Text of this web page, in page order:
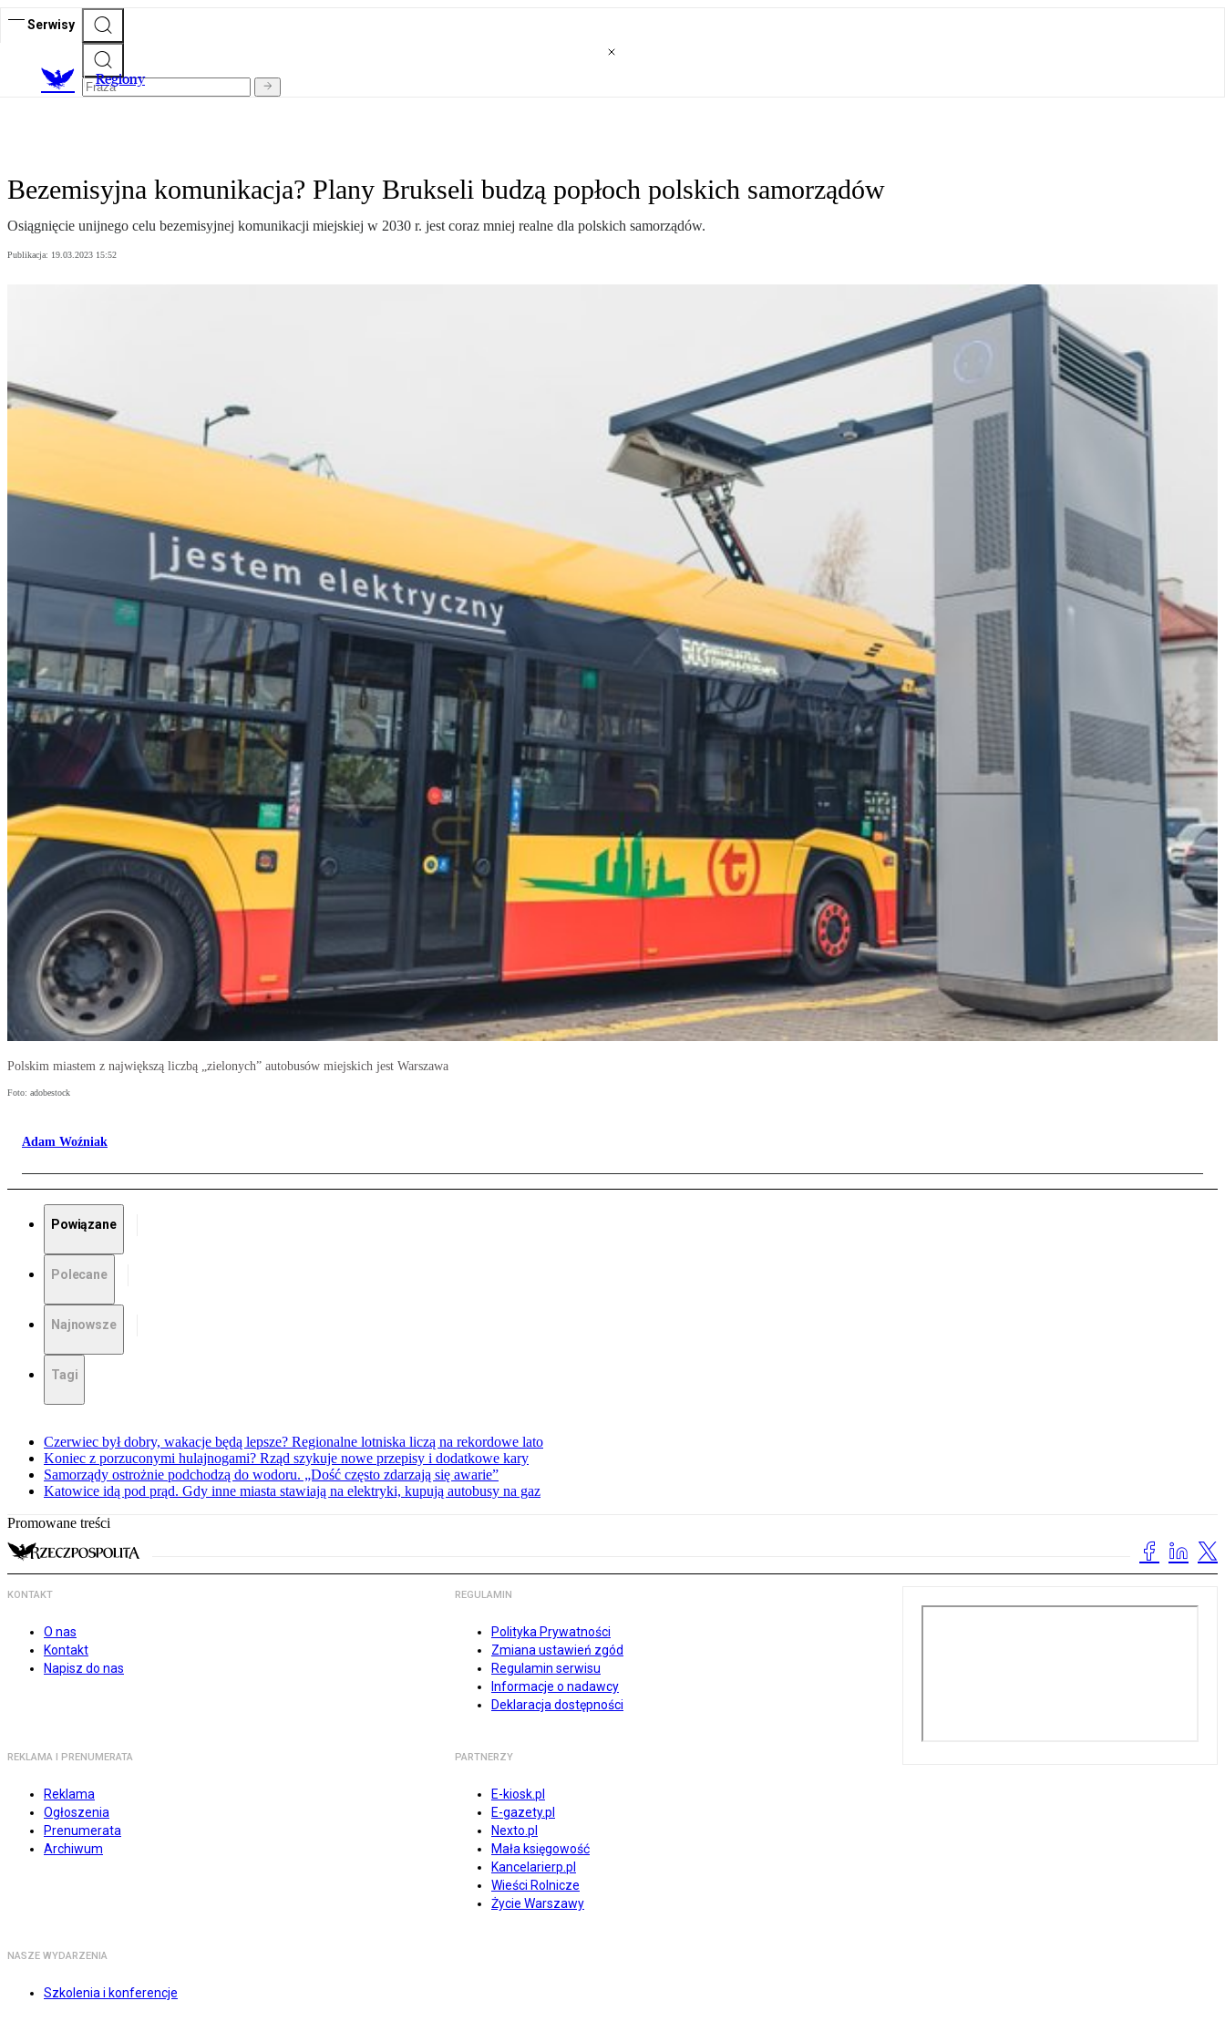
Serwisy
Regiony
Bezemisyjna komunikacja? Plany Brukseli budzą popłoch polskich samorządów
Osiągnięcie unijnego celu bezemisyjnej komunikacji miejskiej w 2030 r. jest coraz mniej realne dla polskich samorządów.
Publikacja: 19.03.2023 15:52
Polskim miastem z największą liczbą „zielonych” autobusów miejskich jest Warszawa
Foto: adobestock
Adam Woźniak
Powiązane
Polecane
Najnowsze
Tagi
Czerwiec był dobry, wakacje będą lepsze? Regionalne lotniska liczą na rekordowe lato
Koniec z porzuconymi hulajnogami? Rząd szykuje nowe przepisy i dodatkowe kary
Samorządy ostrożnie podchodzą do wodoru. „Dość często zdarzają się awarie”
Katowice idą pod prąd. Gdy inne miasta stawiają na elektryki, kupują autobusy na gaz
Promowane treści
KONTAKT
O nas
Kontakt
Napisz do nas
REGULAMIN
Polityka Prywatności
Zmiana ustawień zgód
Regulamin serwisu
Informacje o nadawcy
Deklaracja dostępności
REKLAMA I PRENUMERATA
Reklama
Ogłoszenia
Prenumerata
Archiwum
PARTNERZY
E-kiosk.pl
E-gazety.pl
Nexto.pl
Mała księgowość
Kancelarierp.pl
Wieści Rolnicze
Życie Warszawy
NASZE WYDARZENIA
Szkolenia i konferencje